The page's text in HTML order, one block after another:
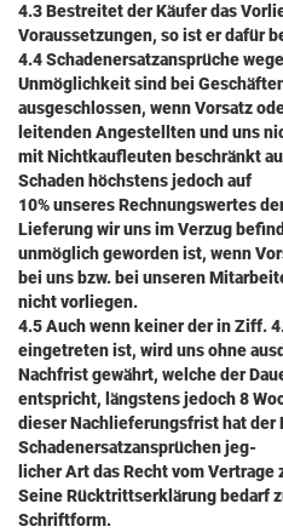
4.3 Bestreitet der Käufer das
Voraussetzungen, so ist er dafür
4.4 Schadenersatzansprüche
Unmöglichkeit sind bei
ausgeschlossen, wenn Vorsatz
leitenden Angestellten und uns
mit Nichtkaufleuten beschränkt
Schaden höchstens jedoch auf
10% unseres Rechnungswertes
Lieferung wir uns im Verzug
unmöglich geworden ist, wenn
bei uns bzw. bei unseren
nicht vorliegen.
4.5 Auch wenn keiner der in Ziff.
eingetreten ist, wird uns ohne
Nachfrist gewährt, welche der
entspricht, längstens jedoch 8
dieser Nachlieferungsfrist hat der
Schadenersatzansprüchen jeg-
licher Art das Recht vom
Seine Rücktrittserklärung bedarf
Schriftform.